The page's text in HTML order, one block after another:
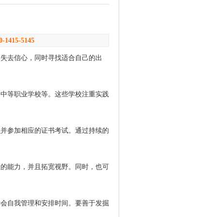
1415-5145
去信心，同时寻找适合自己的出
等职业学校等。这些学校注重实践
参加相应的证书考试。通过持续的
能力，并且拓宽视野。同时，也可
自我管理和安排时间。要善于发掘